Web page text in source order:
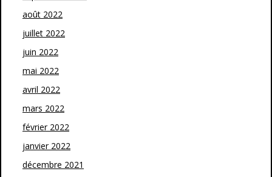
août 2022
juillet 2022
juin 2022
mai 2022
avril 2022
mars 2022
février 2022
janvier 2022
décembre 2021